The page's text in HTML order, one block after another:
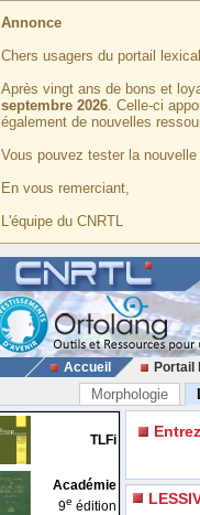
Annonce
Chers usagers du portail
Après vingt ans de bons et
septembre 2026. Celle-ci
également de nouvelles
Vous pouvez tester la
En vous remerciant,
L'équipe du CNRTL
Accueil Portail
Morphologie
TLFi
Académie
9e édition